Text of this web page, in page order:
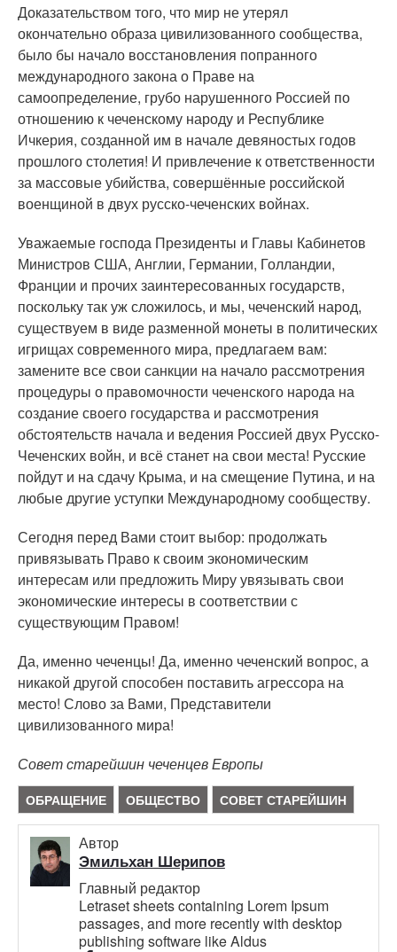
Доказательством того, что мир не утерял
окончательно образа цивилизованного сообщества,
было бы начало восстановления попранного
международного закона о Праве на
самоопределение, грубо нарушенного Россией по
отношению к чеченскому народу и Республике
Ичкерия, созданной им в начале девяностых годов
прошлого столетия! И привлечение к ответственности
за массовые убийства, совершённые российской
военщиной в двух русско-чеченских войнах.
Уважаемые господа Президенты и Главы Кабинетов
Министров США, Англии, Германии, Голландии,
Франции и прочих заинтересованных государств,
поскольку так уж сложилось, и мы, чеченский народ,
существуем в виде разменной монеты в политических
игрищах современного мира, предлагаем вам:
замените все свои санкции на начало рассмотрения
процедуры о правомочности чеченского народа на
создание своего государства и рассмотрения
обстоятельств начала и ведения Россией двух Русско-
Чеченских войн, и всё станет на свои места! Русские
пойдут и на сдачу Крыма, и на смещение Путина, и на
любые другие уступки Международному сообществу.
Сегодня перед Вами стоит выбор: продолжать
привязывать Право к своим экономическим
интересам или предложить Миру увязывать свои
экономические интересы в соответствии с
существующим Правом!
Да, именно чеченцы! Да, именно чеченский вопрос, а
никакой другой способен поставить агрессора на
место! Слово за Вами, Представители
цивилизованного мира!
Совет старейшин чеченцев Европы
ОБРАЩЕНИЕ ОБЩЕСТВО СОВЕТ СТАРЕЙШИН
Автор
Эмильхан Шерипов
Главный редактор
Letraset sheets containing Lorem Ipsum
passages, and more recently with desktop
publishing software like Aldus